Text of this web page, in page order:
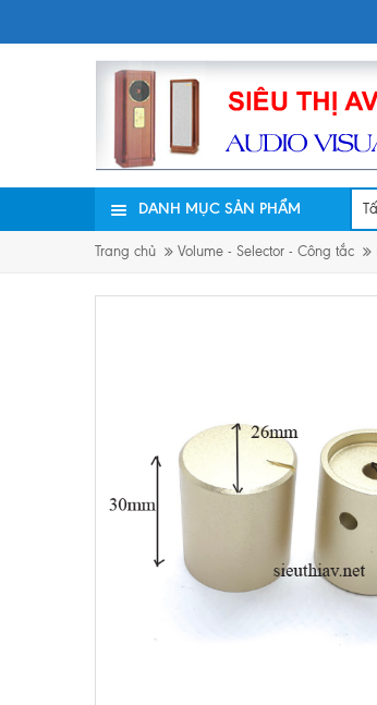
DANH MỤC SẢN PHẨM
Trang chủ Volume - Selector - Công tắc